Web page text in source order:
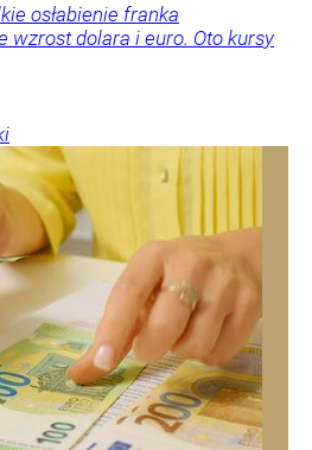
osłabienie franka
wzrost dolara i euro. Oto kursy